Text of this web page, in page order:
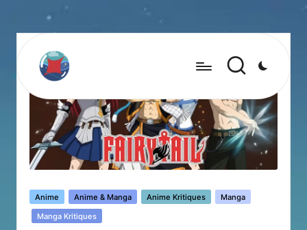
Posted
in
Anime Anime & Manga Anime Kritiques
Manga
Manga Kritiques